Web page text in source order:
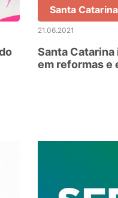
Santa Catarina
21.06.2021
Santa
em reformas e